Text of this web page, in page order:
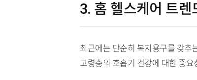
3. 홈 헬스케어 트렌
최근에는 단순히 복지용구를 갖추
고령층의 호흡기 건강에 대한 중